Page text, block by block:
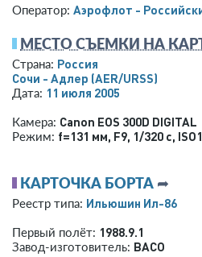
Оператор: Аэрофлот -
МЕСТО СЪЕМКИ НА
Страна: Россия
Сочи - Адлер (AER/URSS)
Дата: 11 июля 2005
Камера: Canon EOS 300D DIGITAL
Режим: f=131 мм, F9, 1/320 с,
КАРТОЧКА БОРТА ➦
Реестр типа: Ильюшин Ил-86
Первый полёт: 1988.9.1
Завод-изготовитель: ВАСО